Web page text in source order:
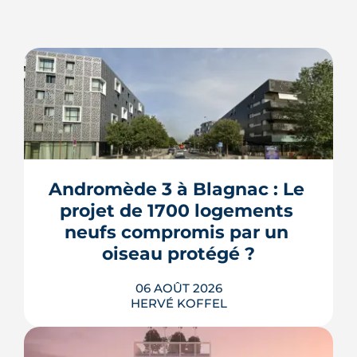
Andromède 3 à Blagnac : Le
projet de 1700 logements
neufs compromis par un
oiseau protégé ?
06 AOÛT 2026
HERVÉ KOFFEL